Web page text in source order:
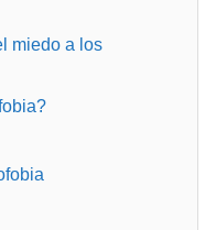
miedo a los